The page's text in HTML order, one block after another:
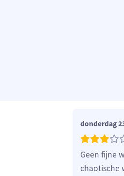
donderdag
Geen fijne
chaotische